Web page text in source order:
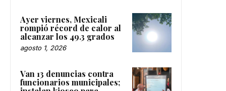
Ayer viernes, Mexicali
rompió récord de calor al
alcanzar los 49.3 grados
agosto 1, 2026
Van 13 denuncias contra
funcionarios municipales;